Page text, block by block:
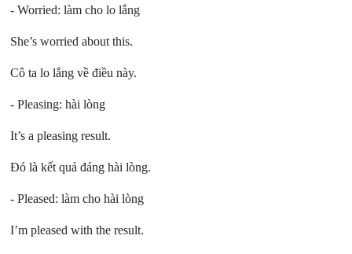
- Worried:làm cho lo lắng
She’s worried about this.
Cô ta lo lắng về điều này.
- Pleasing:hài lòng
It’s a pleasing result.
Đó là kết quả đáng hài lòng.
- Pleased: làm cho hài lòng
I’m pleased with the result.